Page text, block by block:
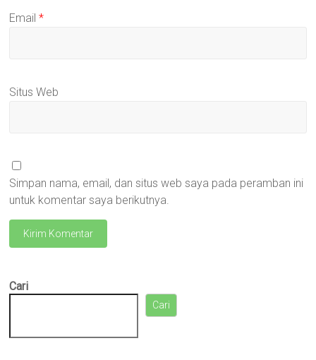
Email*
Situs Web
Simpan nama, email, dan situs web saya pada peramban ini
untuk komentar saya berikutnya.
Cari
Cari